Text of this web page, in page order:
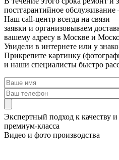
постгарантийное
Наш call-центр всегда на связи —
заявки и организовываем
вашему адресу в Москве и
Увидели в интернете или у
Прикрепите картинку
и наши специалисты быстро
Экспертный подход к качеству
премиум-класса
Видео и фото производства